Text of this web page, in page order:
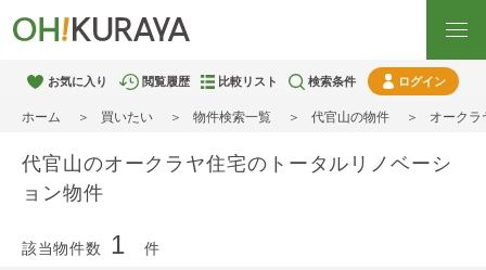
お気に入り 閲覧履歴 比較リスト 検索条件 ログイン
ホーム 買いたい 物件検索一覧 代官山の物件 オークラ
代官山のオークラヤ住宅のトータルリノベーシ
ョン物件
該当物件数 1 件